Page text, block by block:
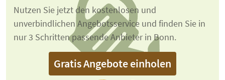
Nutzen Sie jetzt den kostenlosen und
unverbindlichen Angebotsservice und finden Sie in
nur 3 Schritten passende Anbieter in Bonn.
Gratis Angebote einholen